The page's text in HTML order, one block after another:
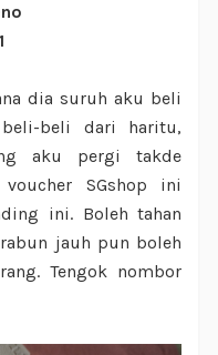
dia suruh aku beli
beli dari haritu,
aku pergi takde
voucher SGshop ini
ini. Boleh tahan
jauh pun boleh
Tengok nombor